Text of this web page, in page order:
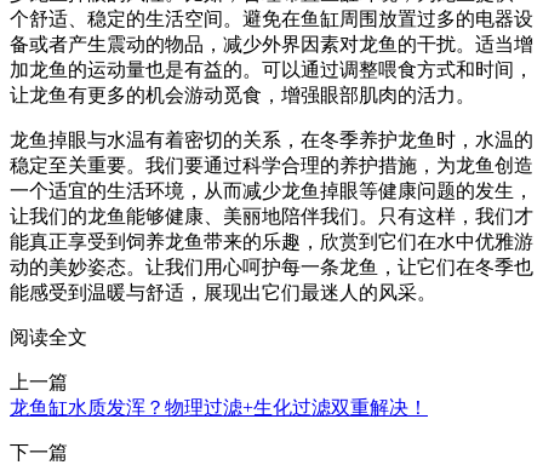
个舒适、稳定的生活空间。避免在鱼缸周围放置过多的电器设
备或者产生震动的物品，减少外界因素对龙鱼的干扰。适当增
加龙鱼的运动量也是有益的。可以通过调整喂食方式和时间，
让龙鱼有更多的机会游动觅食，增强眼部肌肉的活力。
龙鱼掉眼与水温有着密切的关系，在冬季养护龙鱼时，水温的
稳定至关重要。我们要通过科学合理的养护措施，为龙鱼创造
一个适宜的生活环境，从而减少龙鱼掉眼等健康问题的发生，
让我们的龙鱼能够健康、美丽地陪伴我们。只有这样，我们才
能真正享受到饲养龙鱼带来的乐趣，欣赏到它们在水中优雅游
动的美妙姿态。让我们用心呵护每一条龙鱼，让它们在冬季也
能感受到温暖与舒适，展现出它们最迷人的风采。
阅读全文
上一篇
龙鱼缸水质发浑？物理过滤+生化过滤双重解决！
下一篇